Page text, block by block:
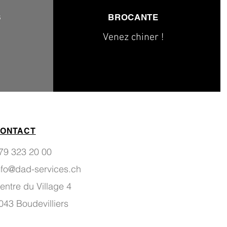
323 20 00
services.ch
du Village 4
Boudevilliers
BROCANTE
Venez chiner !